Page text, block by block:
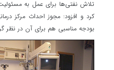
تلاش نفتی‌ها برای عمل به
کرد و افزود: مجوز احداث مرکز
بودجه مناسبی هم برای آن در نظر